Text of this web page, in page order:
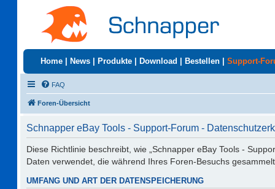
Home News Produkte Download Bestellen Support-
FAQ
Foren-Übersicht
Schnapper eBay Tools - Support-Forum -
Diese Richtlinie beschreibt, wie „Schnapper eBay Tools -
Daten verwendet, die während Ihres Foren-Besuchs
UMFANG UND ART DER DATENSPEICHERUNG